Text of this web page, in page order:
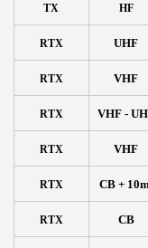
TX HF
RTX UHF
RTX VHF
RTX VHF -
RTX VHF
RTX CB +
RTX CB